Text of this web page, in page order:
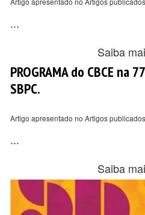
...
Saiba
PROGRAMA do CBCE na
SBPC.
Artigo apresentado no Artigos
...
Saiba